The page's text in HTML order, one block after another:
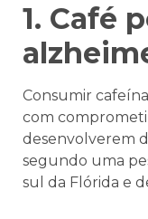
1. Café
Consumir
com
desenvolverem
segundo uma
sul da Flórida e